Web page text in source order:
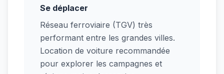
Se déplacer
Réseau ferroviaire (TGV) très
performant entre les grandes villes.
Location de voiture recommandée
pour explorer les campagnes et